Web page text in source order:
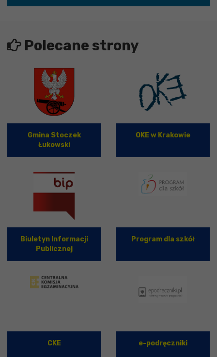
Polecane strony
Gmina Stoczek
Łukowski
OKE w Krakowie
Biuletyn Informacji
Publicznej
Program dla szkół
CKE e-podręczniki